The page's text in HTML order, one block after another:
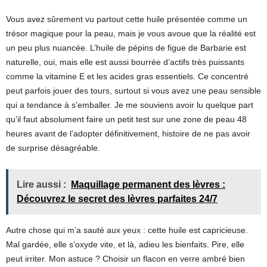
Vous avez sûrement vu partout cette huile présentée comme un
trésor magique pour la peau, mais je vous avoue que la réalité est
un peu plus nuancée. L’huile de pépins de figue de Barbarie est
naturelle, oui, mais elle est aussi bourrée d’actifs très puissants
comme la vitamine E et les acides gras essentiels. Ce concentré
peut parfois jouer des tours, surtout si vous avez une peau sensible
qui a tendance à s’emballer. Je me souviens avoir lu quelque part
qu’il faut absolument faire un petit test sur une zone de peau 48
heures avant de l’adopter définitivement, histoire de ne pas avoir
de surprise désagréable.
Lire aussi :
Maquillage permanent des lèvres :
Découvrez le secret des lèvres parfaites 24/7
Autre chose qui m’a sauté aux yeux : cette huile est capricieuse.
Mal gardée, elle s’oxyde vite, et là, adieu les bienfaits. Pire, elle
peut irriter. Mon astuce ? Choisir un flacon en verre ambré bien